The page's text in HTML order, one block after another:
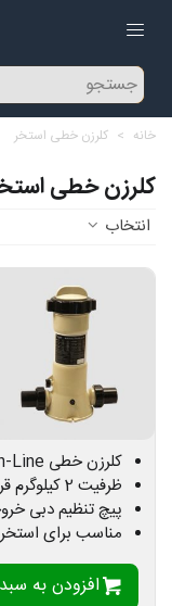
خانه > کلرزن خطی استخر
کلرزن خطی
انتخاب
کلرزن خطی In-Line
ظرفیت 2 کیلوگرم قرص کلر
پیچ تنظیم دبی
مناسب برای استخر تا 100
افزودن به